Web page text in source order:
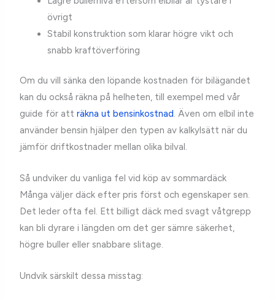
övrigt
Stabil konstruktion som klarar högre vikt och
snabb kraftöverföring
Om du vill sänka den löpande kostnaden för bilägandet
kan du också räkna på helheten, till exempel med vår
guide för atträkna ut bensinkostnad. Även om elbil inte
använder bensin hjälper den typen av kalkylsätt när du
jämför driftkostnader mellan olika bilval.
Så undviker du vanliga fel vid köp av sommardäck
Många väljer däck efter pris först och egenskaper sen.
Det leder ofta fel. Ett billigt däck med svagt våtgrepp
kan bli dyrare i längden om det ger sämre säkerhet,
högre buller eller snabbare slitage.
Undvik särskilt dessa misstag: